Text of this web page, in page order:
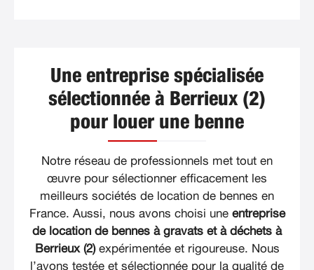
Une entreprise spécialisée
sélectionnée à Berrieux (2)
pour louer une benne
Notre réseau de professionnels met tout en
œuvre pour sélectionner efficacement les
meilleurs sociétés de location de bennes en
France. Aussi, nous avons choisi une entreprise
de location de bennes à gravats et à déchets à
Berrieux (2)expérimentée et rigoureuse. Nous
l’avons testée et sélectionnée pour la qualité de